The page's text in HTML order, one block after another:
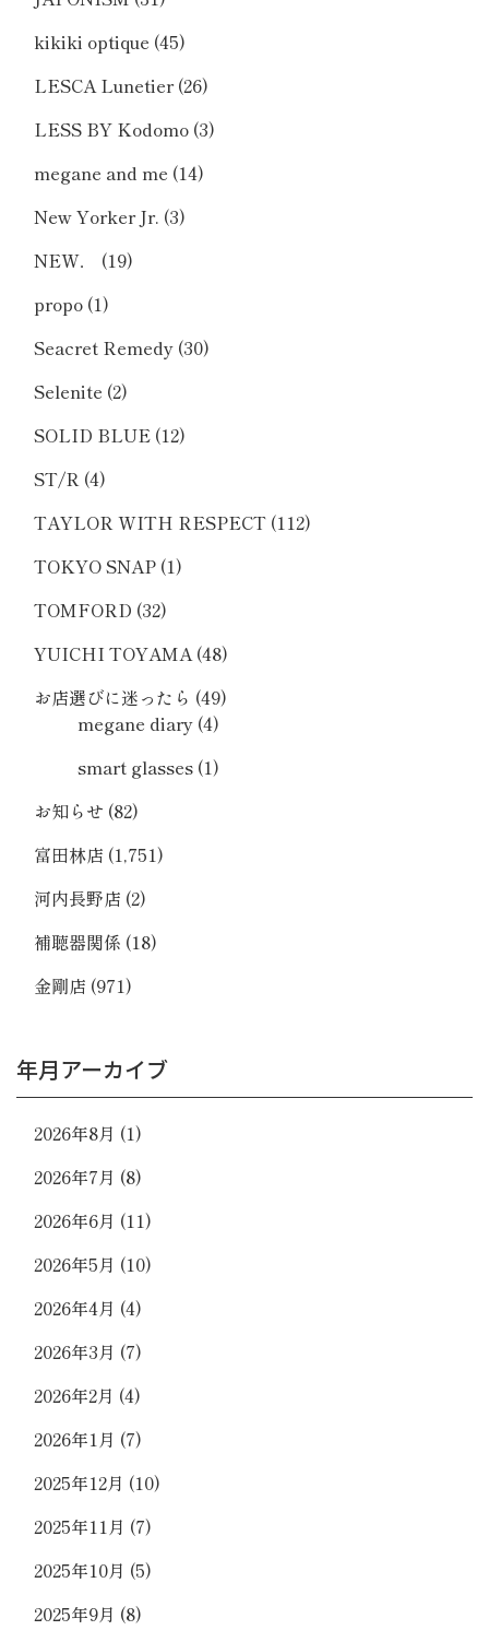
kikiki optique (45)
LESCA Lunetier(26)
LESS BY Kodomo (3)
megane and me (14)
New Yorker Jr. (3)
NEW．
(19)
propo (1)
Seacret Remedy (30)
Selenite (2)
SOLID BLUE (12)
ST/R (4)
TAYLOR WITH RESPECT (112)
TOKYO SNAP (1)
TOMFORD (32)
YUICHI TOYAMA (48)
お店選びに迷ったら (49)
megane diary (4)
smart glasses (1)
お知らせ (82)
富田林店 (1,751)
河内長野店 (2)
補聴器関係 (18)
金剛店 (971)
年月アーカイブ
2026年8月 (1)
2026年7月 (8)
2026年6月 (11)
2026年5月 (10)
2026年4月 (4)
2026年3月 (7)
2026年2月 (4)
2026年1月 (7)
2025年12月 (10)
2025年11月 (7)
2025年10月 (5)
2025年9月 (8)